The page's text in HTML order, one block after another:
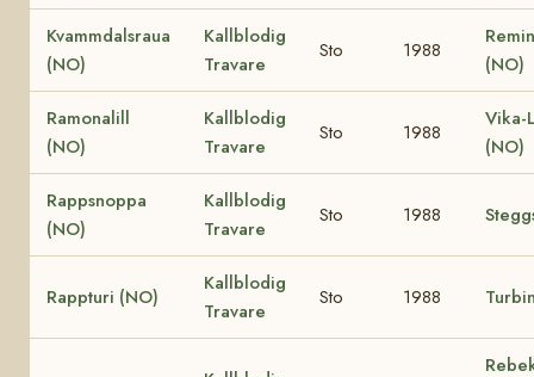
Kvammdalsraua
(NO)
Kallblodig
Travare
Sto 1988
(NO)
Ramonalill
(NO)
Kallblodig
Travare
Sto 1988
Vika-
(NO)
Rappsnoppa
(NO)
Kallblodig
Travare
Sto 1988
Rappturi (NO)
Kallblodig
Travare
Sto 1988